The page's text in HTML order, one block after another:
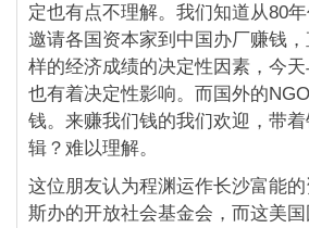
定也有点不理解。我们知道从80
邀请各国资本家到中国办厂赚钱
样的经济成绩的决定性因素，今
也有着决定性影响。而国外的
钱。来赚我们钱的我们欢迎，带
辑？难以理解。
这位朋友认为程渊运作长沙富能
斯办的开放社会基金会，而这美